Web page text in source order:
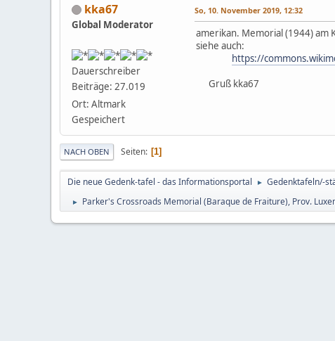
kka67
Global Moderator
Dauerschreiber
Beiträge: 27.019
Ort: Altmark
Gespeichert
So, 10. November 2019, 12:32
amerikan. Memorial (1944) am
siehe auch:
https://
Gruß kka67
NACH OBEN Seiten 1
Die neue Gedenk-tafel - das Informationsportal ► Gedenktafeln/-
► Parker's Crossroads Memorial (Baraque de Fraiture), Prov.